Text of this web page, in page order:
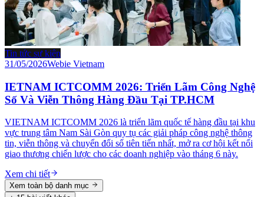
Tin tức sự kiện
31/05/2026Webie Vietnam
IETNAM ICTCOMM 2026: Triển Lãm Công Nghệ
Số Và Viễn Thông Hàng Đầu Tại TP.HCM
VIETNAM ICTCOMM 2026 là triển lãm quốc tế hàng đầu tại khu
vực trung tâm Nam Sài Gòn quy tụ các giải pháp công nghệ thông
tin, viễn thông và chuyển đổi số tiên tiến nhất, mở ra cơ hội kết nối
giao thương chiến lược cho các doanh nghiệp vào tháng 6 này.
Xem chi tiết
Xem toàn bộ danh mục